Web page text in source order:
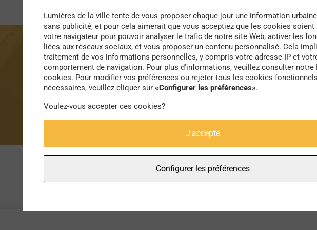
fashion
Lumières de la ville tente de vous proposer chaque jour une information
sans publicité, et pour cela aimerait que vous acceptiez que les cookies soient
votre navigateur pour pouvoir analyser le trafic de notre site Web, activer les
liées aux réseaux sociaux, et vous proposer un contenu personnalisé. Cela
traitement de vos informations personnelles, y compris votre adresse IP et
comportement de navigation. Pour plus d'informations, veuillez consulter notre
cookies. Pour modifier vos préférences ou rejeter tous les cookies
nécessaires, veuillez cliquer sur «Configurer les préférences».
Voulez-vous accepter ces cookies?
J'accepte
Configurer les préférences